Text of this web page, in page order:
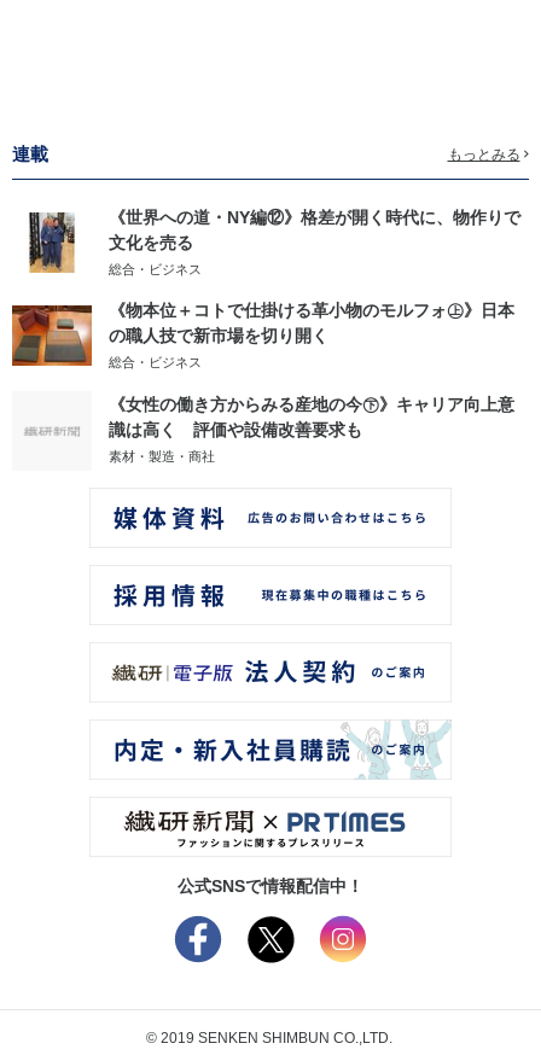
連載 もっとみる
《世界への道・NY編⑫》格差が開く時代に、物作りで
文化を売る
総合・ビジネス
《物本位＋コトで仕掛ける革小物のモルフォ㊤》日本
の職人技で新市場を切り開く
総合・ビジネス
《女性の働き方からみる産地の今㊦》キャリア向上意
識は高く 評価や設備改善要求も
素材・製造・商社
公式SNSで情報配信中！
© 2019 SENKEN SHIMBUN CO.,LTD.